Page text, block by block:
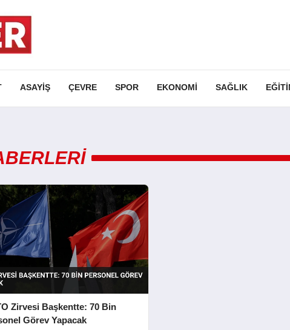
ASAYIŞ ÇEVRE SPOR EKONOMI SAĞLIK
Zirvesi Başkentte: 70 Bin
Görev Yapacak